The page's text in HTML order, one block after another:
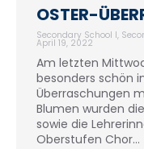
OSTER-
Secondary School I,
April 19, 2022
Am letzten
besonders schön
Überraschungen
Blumen wurden
sowie die
Oberstufen Chor…